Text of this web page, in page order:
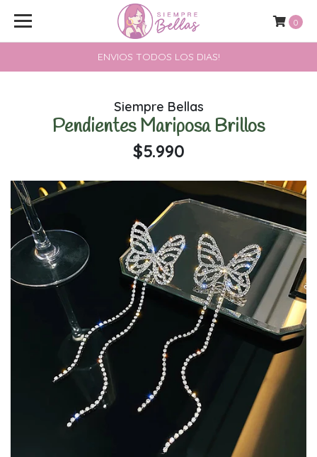
ENVIOS TODOS LOS DIAS!
0
Siempre Bellas
Pendientes Mariposa Brillos
$5.990